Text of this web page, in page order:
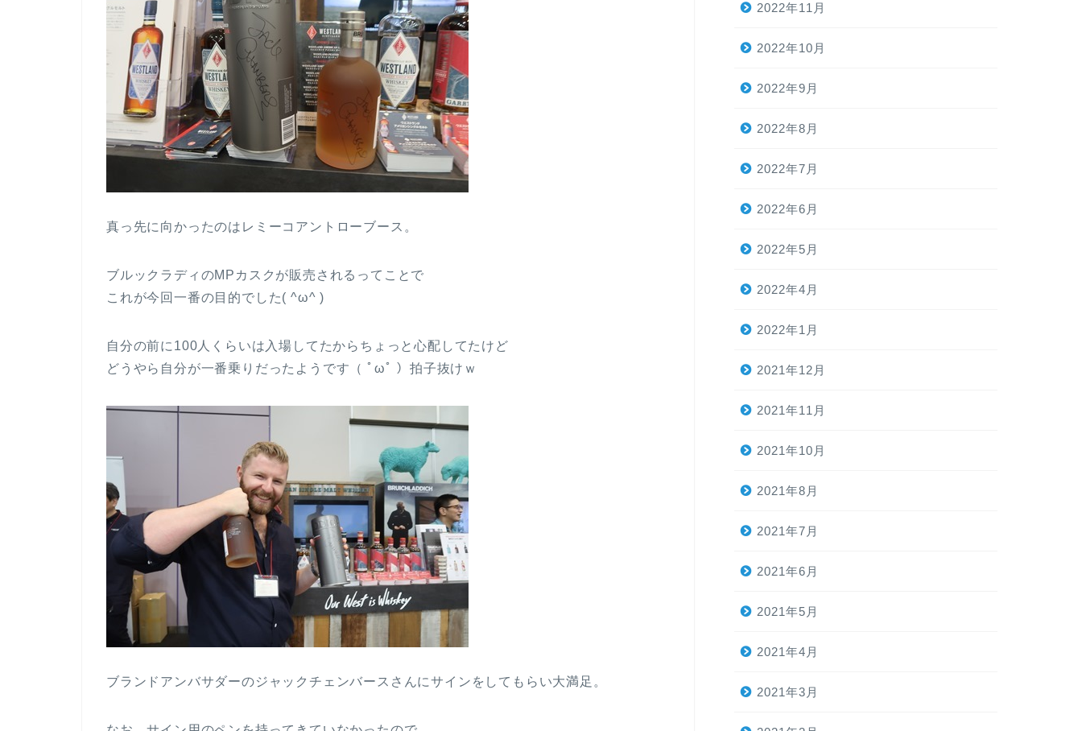
真っ先に向かったのはレミーコアントローブース。
ブルックラディのMPカスクが販売されるってことで
これが今回一番の目的でした( ^ω^ )
自分の前に100人くらいは入場してたからちょっと心配してたけど
どうやら自分が一番乗りだったようです（ ﾟωﾟ ）拍子抜けｗ
ブランドアンバサダーのジャックチェンバースさんにサインをしてもらい大満足。
2022年11月
2022年10月
2022年9月
2022年8月
2022年7月
2022年6月
2022年5月
2022年4月
2022年1月
2021年12月
2021年11月
2021年10月
2021年8月
2021年7月
2021年6月
2021年5月
2021年4月
2021年3月